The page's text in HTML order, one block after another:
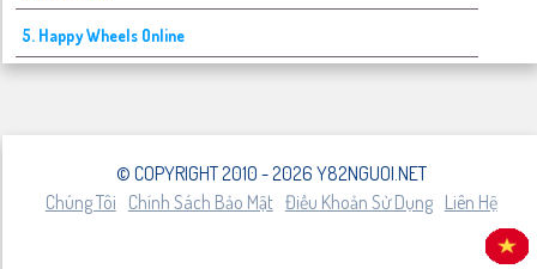
5. Happy Wheels Online
© COPYRIGHT 2010 - 2026 Y82NGUOI.NET
Chúng Tôi Chính Sách Bảo Mật Điều Khoản Sử Dụng Liên Hệ